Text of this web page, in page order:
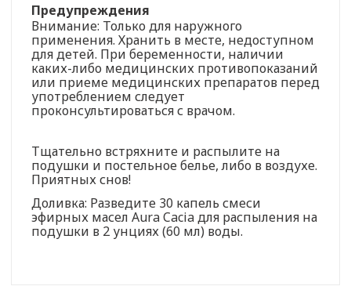
Предупреждения
Внимание: Только для наружного
применения. Хранить в месте, недоступном
для детей. При беременности, наличии
каких-либо медицинских противопоказаний
или приеме медицинских препаратов перед
употреблением следует
проконсультироваться с врачом.
Тщательно встряхните и распылите на
подушки и постельное белье, либо в воздухе.
Приятных снов!
Доливка: Разведите 30 капель смеси
эфирных масел Aura Cacia для распыления на
подушки в 2 унциях (60 мл) воды.